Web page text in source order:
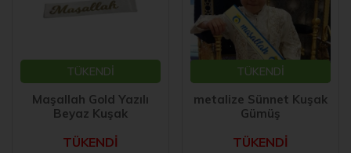
TÜKENDİ
Maşallah Gold Yazılı
Beyaz Kuşak
TÜKENDİ
TÜKENDİ
metalize Sünnet Kuşak
Gümüş
TÜKENDİ